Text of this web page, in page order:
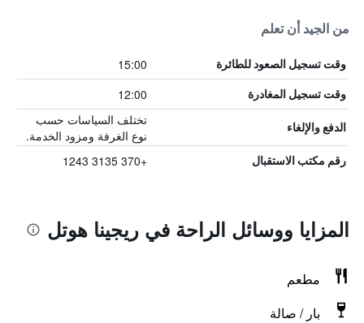
من الجيد أن تعلم
وقت تسجيل الصعود للطائرة 15:00
وقت تسجيل المغادرة 12:00
الدفع والإلغاء
تختلف السياسات حسب
نوع الغرفة ومزود الخدمة.
رقم مكتب الاستقبال +370 3135 1243
المزايا ووسائل الراحة في ريجينا هوتل
مطعم
بار / صالة